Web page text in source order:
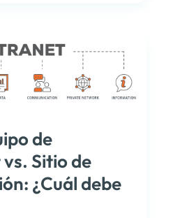
de
Sitio de
¿Cuál debe